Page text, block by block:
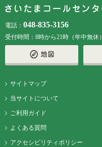
電話： 048-835-3156
受付時間：8時から21時（年中無休）
サイトマップ
当サイトについて
ご利用ガイド
よくある質問
アクセシビリティポリシー